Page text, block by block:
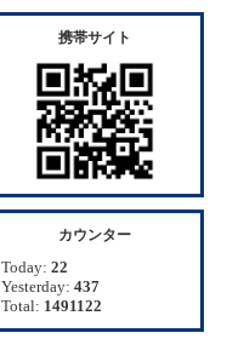
携帯サイト
カウンター
Today: 22
Yesterday: 437
Total: 1491122